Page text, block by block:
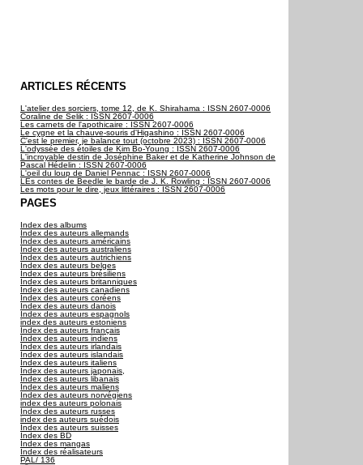
ARTICLES RÉCENTS
L'atelier des sorciers, tome 12, de K. Shirahama : ISSN 2607-0006
Coraline de Selik : ISSN 2607-0006
Les carnets de l'apothicaire : ISSN 2607-0006
Le cygne et la chauve-souris d'Higashino : ISSN 2607-0006
C'est le premier, je balance tout (octobre 2023) : ISSN 2607-0006
L'odyssée des étoiles de Kim Bo-Young : ISSN 2607-0006
L'incroyable destin de Joséphine Baker et de Katherine Johnson de
Pascal Hédelin : ISSN 2607-0006
L'oeil du loup de Daniel Pennac : ISSN 2607-0006
LEs contes de Beedle le barde de J. K. Rowling : ISSN 2607-0006
Les mots pour le dire, jeux littéraires : ISSN 2607-0006
PAGES
Index des albums
Index des auteurs allemands
Index des auteurs américains
Index des auteurs australiens
Index des auteurs autrichiens
Index des auteurs belges
Index des auteurs brésiliens
Index des auteurs britanniques
Index des auteurs canadiens
Index des auteurs coréens
Index des auteurs danois
Index des auteurs espagnols
index des auteurs estoniens
Index des auteurs français
Index des auteurs indiens
Index des auteurs irlandais
Index des auteurs islandais
Index des auteurs italiens
Index des auteurs japonais,
Index des auteurs libanais
Index des auteurs maliens
Index des auteurs norvégiens
index des auteurs polonais
Index des auteurs russes
index des auteurs suédois
Index des auteurs suisses
Index des BD
Index des mangas
Index des réalisateurs
PAL/ 136